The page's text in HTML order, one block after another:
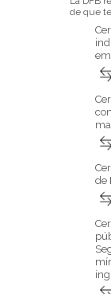
de que
de